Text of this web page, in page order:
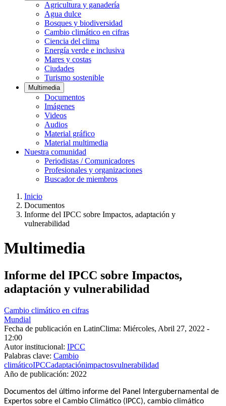
Agricultura y ganadería
Agua dulce
Bosques y biodiversidad
Cambio climático en cifras
Ciencia del clima
Energía verde e inclusiva
Mares y costas
Ciudades
Turismo sostenible
Multimedia
Documentos
Imágenes
Videos
Audios
Material gráfico
Material multimedia
Nuestra comunidad
Periodistas / Comunicadores
Profesionales y organizaciones
Buscador de miembros
Ruta
Inicio
Documentos
Informe del IPCC sobre Impactos, adaptación y
vulnerabilidad
Multimedia
Informe del IPCC sobre Impactos,
adaptación y vulnerabilidad
Cambio climático en cifras
Mundial
Fecha de publicación en LatinClima: Miércoles, Abril 27, 2022 -
12:00
Autor institucional: IPCC
Palabras clave: Cambio
climáticoIPCCadaptaciónimpactosvulnerabilidad
Año de publicación: 2022
Documentos del último informe del Panel Intergubernamental de
Expertos sobre el Cambio Climático (IPCC), cambio climático